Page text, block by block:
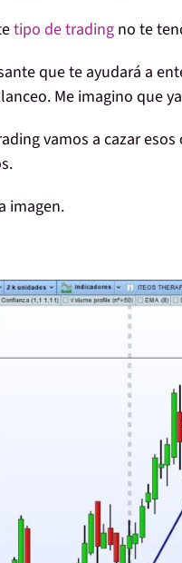
tipo de trading no te
que te ayudará a
. Me imagino que
vamos a cazar
imagen.